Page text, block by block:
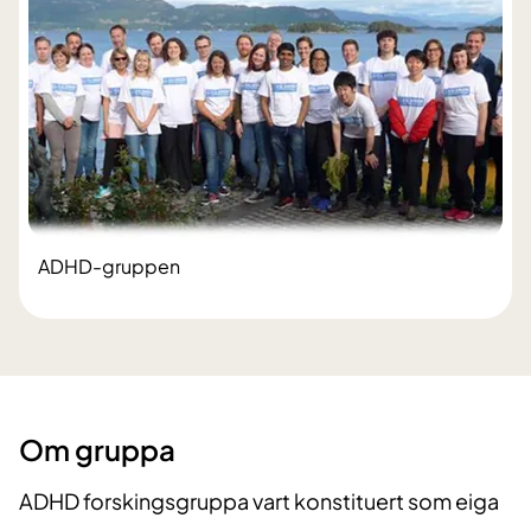
ADHD-gruppen
Om gruppa
ADHD forskingsgruppa vart konstituert som eiga